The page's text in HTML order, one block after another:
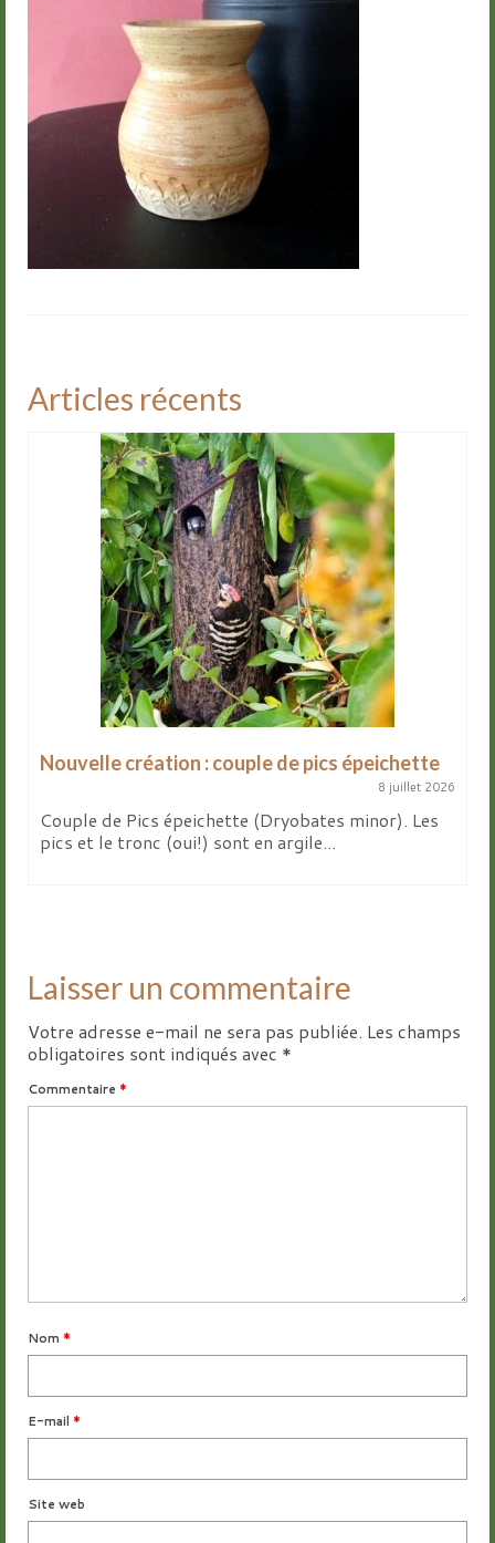
Groupes
Livre d’or
Contact
Articles récents
Nouvelle création : couple de pics épeichette
8 juillet 2026
Couple de Pics épeichette (Dryobates minor). Les
pics et le tronc (oui!) sont en argile...
Laisser un commentaire
Votre adresse e-mail ne sera pas publiée. Les champs
obligatoires sont indiqués avec *
Commentaire *
Nom *
E-mail *
Site web